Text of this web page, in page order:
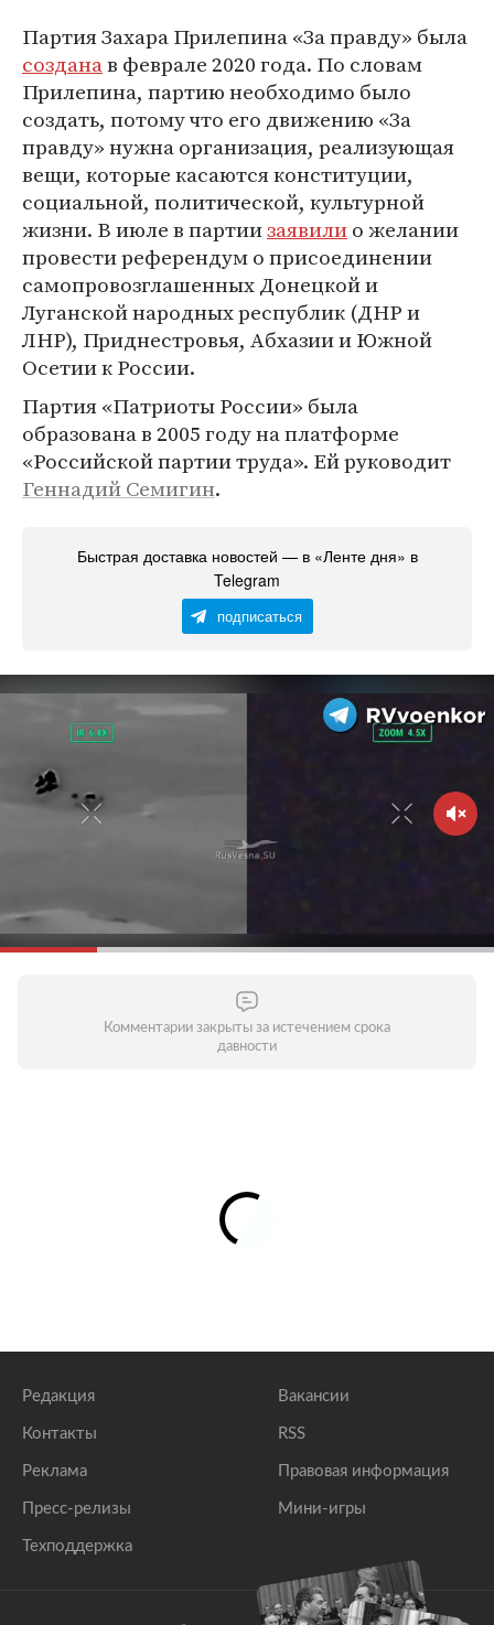
Партия Захара Прилепина «За правду» была
созданав феврале 2020 года. По словам
Прилепина, партию необходимо было
создать, потому что его движению «За
правду» нужна организация, реализующая
вещи, которые касаются конституции,
социальной, политической, культурной
жизни. В июле в партиизаявилио желании
провести референдум о присоединении
самопровозглашенных Донецкой и
Луганской народных республик (ДНР и
ЛНР), Приднестровья, Абхазии и Южной
Осетии к России.
Партия «Патриоты России» была
образована в 2005 году на платформе
«Российской партии труда». Ей руководит
Геннадий Семигин.
Быстрая доставка новостей — в «Ленте дня» в
Telegram
подписаться
Комментарии закрыты за истечением срока
давности
Редакция
Контакты
Реклама
Пресс-релизы
Техподдержка
Вакансии
RSS
Правовая информация
Мини-игры